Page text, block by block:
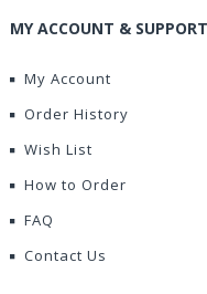
MY ACCOUNT & SUPPORT
My Account
Order History
Wish List
How to Order
FAQ
Contact Us